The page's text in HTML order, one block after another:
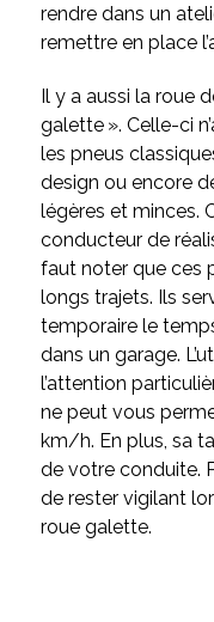
rendre dans un
remettre en place
Il y a aussi la roue
galette ». Celle-ci
les pneus
design ou encore
légères et minces.
conducteur de
faut noter que ces
longs trajets. Ils
temporaire le
dans un garage.
l’attention
ne peut vous
km/h. En plus, sa
de votre conduite.
de rester vigilant
roue galette.